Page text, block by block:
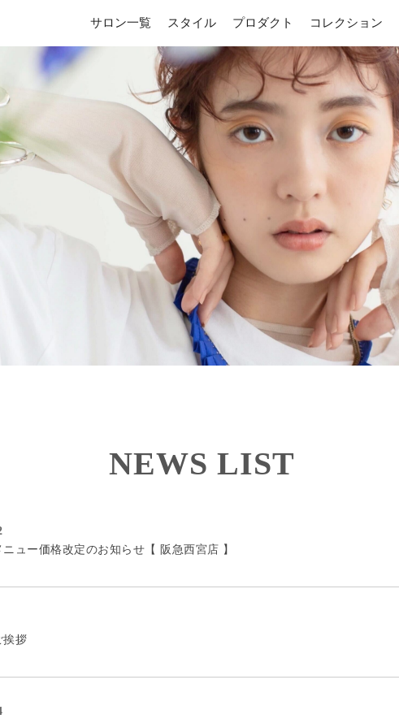
サロン一覧 スタイル プロダクト コレクション
NEWS LIST
ニュー価格改定のお知らせ【 阪急西宮店 】
挨拶